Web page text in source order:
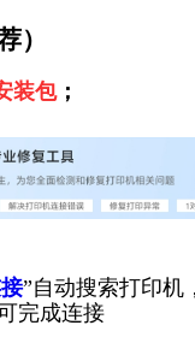
）
装包；
”自动搜索打印机
完成连接